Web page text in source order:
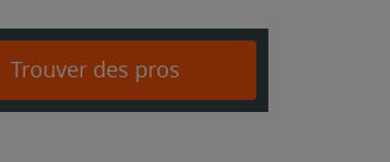
Trouver des pros